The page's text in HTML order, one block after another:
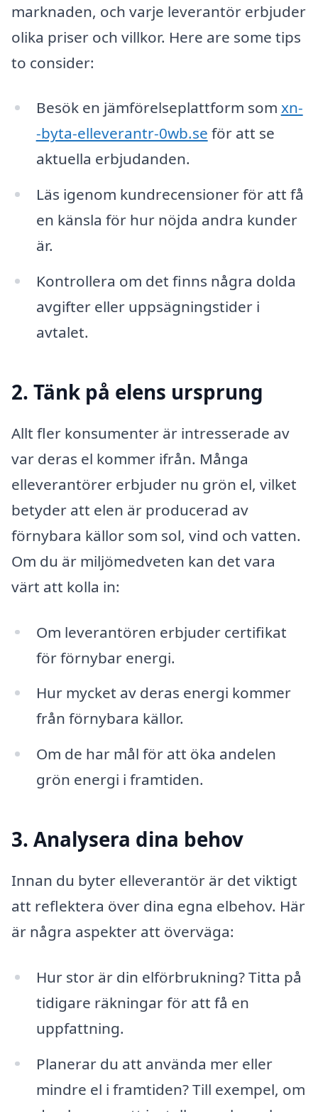
marknaden, och varje leverantör erbjuder
olika priser och villkor. Here are some tips
to consider:
Besök en jämförelseplattform som xn-
-byta-elleverantr-0wb.se för att se
aktuella erbjudanden.
Läs igenom kundrecensioner för att få
en känsla för hur nöjda andra kunder
är.
Kontrollera om det finns några dolda
avgifter eller uppsägningstider i
avtalet.
2. Tänk på elens ursprung
Allt fler konsumenter är intresserade av
var deras el kommer ifrån. Många
elleverantörer erbjuder nu grön el, vilket
betyder att elen är producerad av
förnybara källor som sol, vind och vatten.
Om du är miljömedveten kan det vara
värt att kolla in:
Om leverantören erbjuder certifikat
för förnybar energi.
Hur mycket av deras energi kommer
från förnybara källor.
Om de har mål för att öka andelen
grön energi i framtiden.
3. Analysera dina behov
Innan du byter elleverantör är det viktigt
att reflektera över dina egna elbehov. Här
är några aspekter att överväga:
Hur stor är din elförbrukning? Titta på
tidigare räkningar för att få en
uppfattning.
Planerar du att använda mer eller
mindre el i framtiden? Till exempel, om